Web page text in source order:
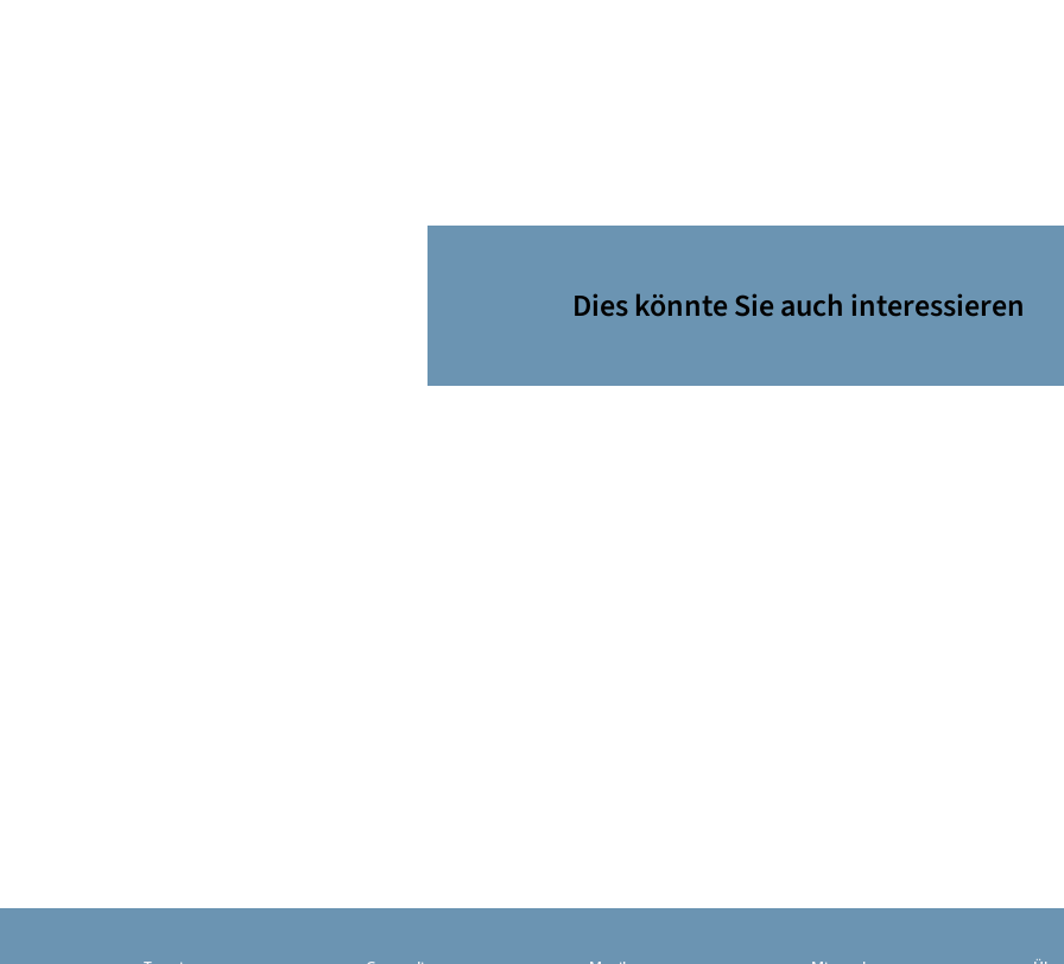
Dies könnte Sie auch interessieren